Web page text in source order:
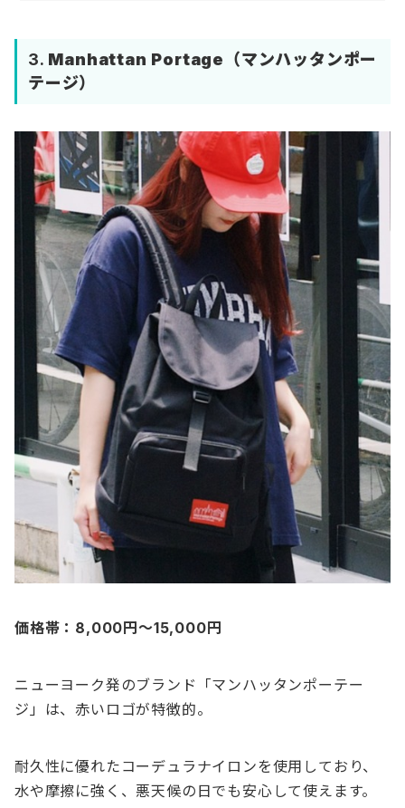
3. Manhattan Portage （マンハッタンポー
テージ）
価格帯：8,000円〜15,000円
ニューヨーク発のブランド「マンハッタンポーテー
ジ」は、赤いロゴが特徴的。
耐久性に優れたコーデュラナイロンを使用しており、
水や摩擦に強く、悪天候の日でも安心して使えます。